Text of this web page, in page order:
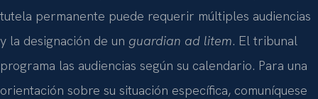
tutela permanente puede requerir múltiples audiencias
y la designación de un guardian ad litem. El tribunal
programa las audiencias según su calendario. Para una
orientación sobre su situación específica, comuníquese